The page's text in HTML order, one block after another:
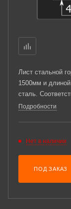
Лист стальной
1500мм и
сталь.
Подробности
Нет в наличии
ПОД ЗАКАЗ